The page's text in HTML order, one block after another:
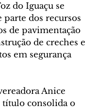
do Iguaçu se
parte dos recursos
de pavimentação
de creches e
em segurança
Anice
título consolida o